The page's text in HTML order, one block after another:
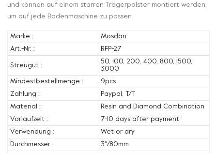
und können auf einem starren Trägerpolster montiert werden,
um auf jede Bodenmaschine zu passen.
Marke :
Mosdan
Art.-Nr. :
RFP-27
Streugut :
50, 100, 200, 400, 800, 1500,
3000
Mindestbestellmenge :
9pcs
Zahlung :
Paypal, T/T
Material :
Resin and Diamond Combination
Vorlaufzeit :
7-10 days after payment
Verwendung :
Wet or dry
Durchmesser :
3''/80mm